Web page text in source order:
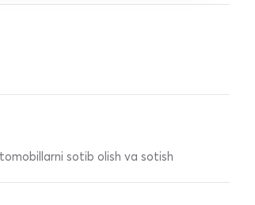
sotib olish va sotish